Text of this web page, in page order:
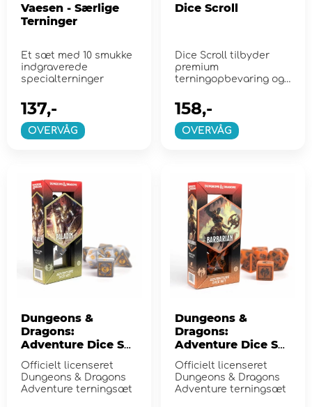
Vaesen - Særlige
Terninger
Et sæt med 10 smukke
indgraverede
specialterninger
OVERVÅG
137,-
Dice Scroll
Dice Scroll tilbyder
premium
terningopbevaring og
rullemåtte
OVERVÅG
158,-
Dungeons &
Dragons:
Adventure Dice Set
- Paladin
White/Grey
Officielt licenseret
Dungeons & Dragons
Adventure terningsæt
Dungeons &
Dragons:
Adventure Dice Set
- Barbarian Orange
Officielt licenseret
Dungeons & Dragons
Adventure terningsæt